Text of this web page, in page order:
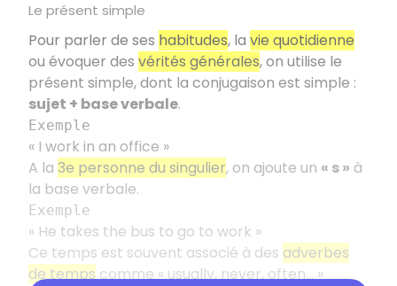
Le présent simple
Pour parler de ses habitudes, la vie quotidienne
ou évoquer des vérités générales, on utilise le
présent simple, dont la conjugaison est simple :
sujet + base verbale.
Exemple
« I work in an office »
A la 3e personne du singulier, on ajoute un « s » à
la base verbale.
Exemple
« He takes the bus to go to work »
Ce temps est souvent associé à des adverbes
de tempscomme « usually, never, often... »